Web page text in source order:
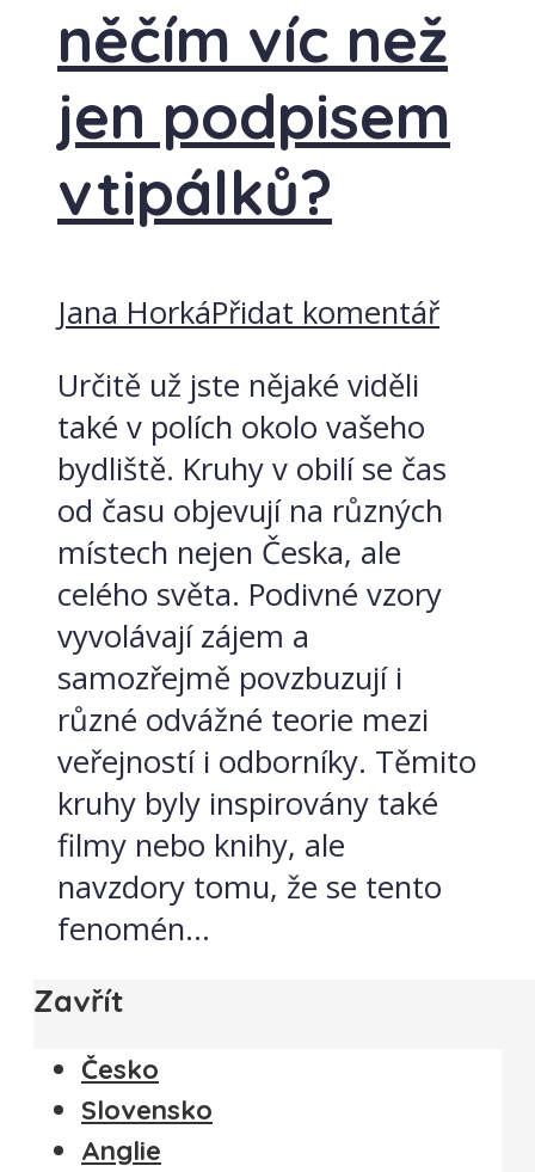
něčím víc než
jen podpisem
vtipálků?
Jana HorkáPřidat komentář
Určitě už jste nějaké viděli
také v polích okolo vašeho
bydliště. Kruhy v obilí se čas
od času objevují na různých
místech nejen Česka, ale
celého světa. Podivné vzory
vyvolávají zájem a
samozřejmě povzbuzují i
různé odvážné teorie mezi
veřejností i odborníky. Těmito
kruhy byly inspirovány také
filmy nebo knihy, ale
navzdory tomu, že se tento
fenomén...
Zavřít
Česko
Slovensko
Anglie